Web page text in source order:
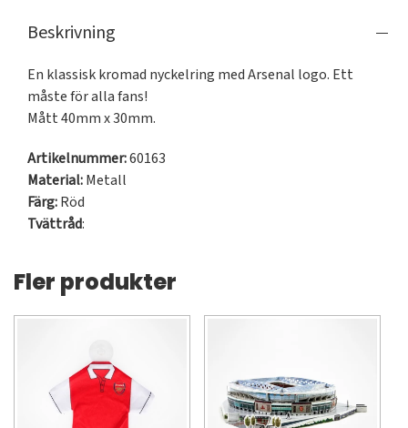
Beskrivning
En klassisk kromad nyckelring med Arsenal logo. Ett
måste för alla fans!
Mått 40mm x 30mm.
Artikelnummer:60163
Material:Metall
Färg:Röd
Tvättråd:
Fler produkter